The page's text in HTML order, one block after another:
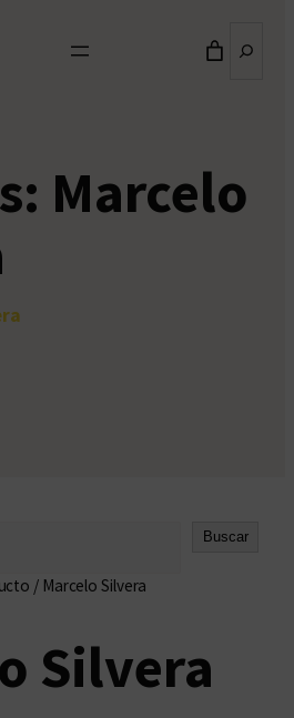
Marcelo
Buscar
/ Marcelo Silvera
Silvera